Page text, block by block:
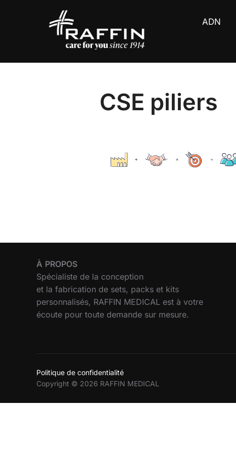
ADN
CSE piliers
À PROPOS
Spécialiste de la conception
et la fabrication de sets, packs et kits
personnalisés, RAFFIN MEDICAL est à votre
écoute pour toute demande sur mesure.
Politique de confidentialité
Copyright © 2026 RAFFIN MEDICAL